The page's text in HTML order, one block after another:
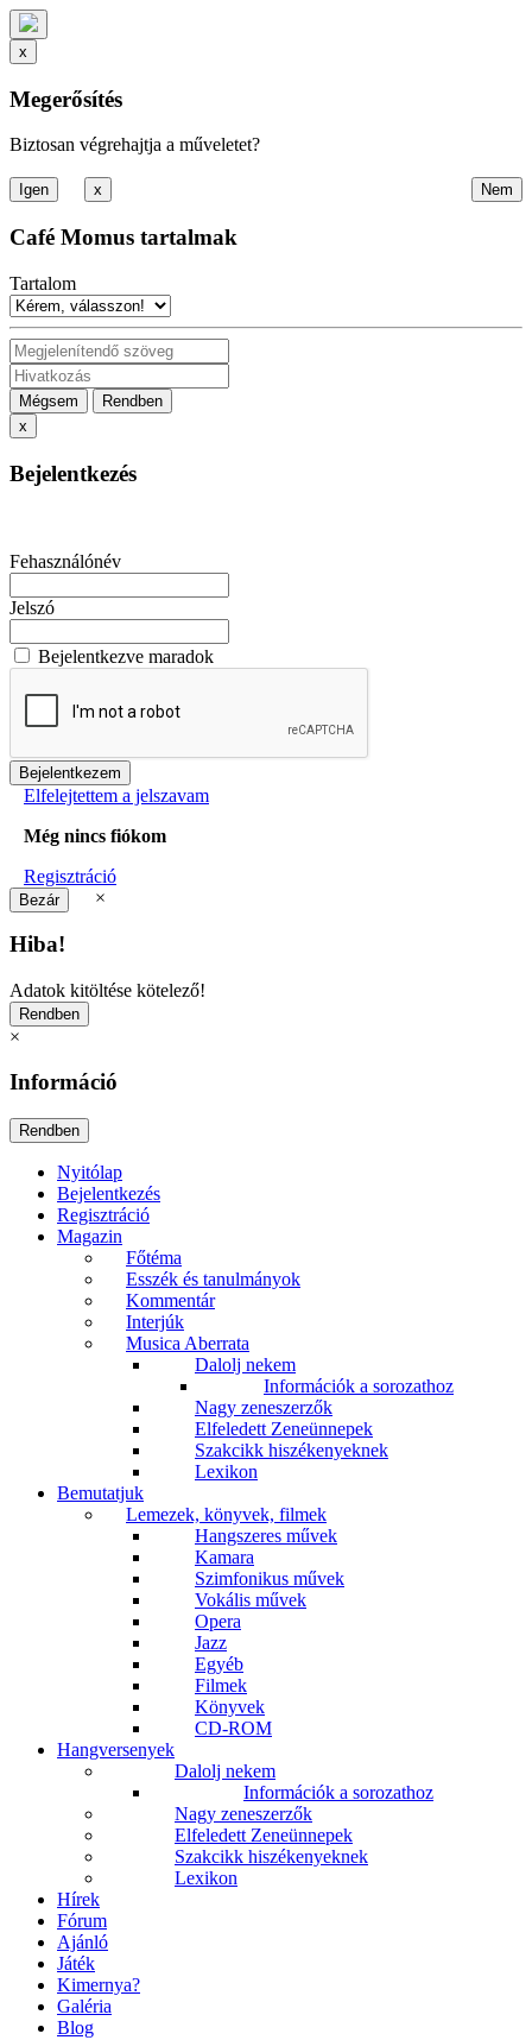
x
Megerősítés
Biztosan végrehajtja a műveletet?
x
Café Momus tartalmak
Tartalom
Mégsem
Rendben
x
Bejelentkezés
Fehasználónév
Jelszó
Bejelentkezve maradok
Elfelejtettem a jelszavam
Még nincs fiókom
Regisztráció
×
Hiba!
Adatok kitöltése kötelező!
×
Információ
Nyitólap
Bejelentkezés
Regisztráció
Magazin
Főtéma
Esszék és tanulmányok
Kommentár
Interjúk
Musica Aberrata
Dalolj nekem
Információk a sorozathoz
Nagy zeneszerzők
Elfeledett Zeneünnepek
Szakcikk hiszékenyeknek
Lexikon
Bemutatjuk
Lemezek, könyvek, filmek
Hangszeres művek
Kamara
Szimfonikus művek
Vokális művek
Opera
Jazz
Egyéb
Filmek
Könyvek
CD-ROM
Hangversenyek
Dalolj nekem
Információk a sorozathoz
Nagy zeneszerzők
Elfeledett Zeneünnepek
Szakcikk hiszékenyeknek
Lexikon
Hírek
Fórum
Ajánló
Játék
Kimernya?
Galéria
Blog